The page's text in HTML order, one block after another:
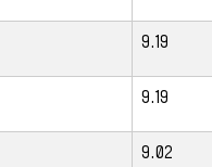
9.19
9.19
9.02